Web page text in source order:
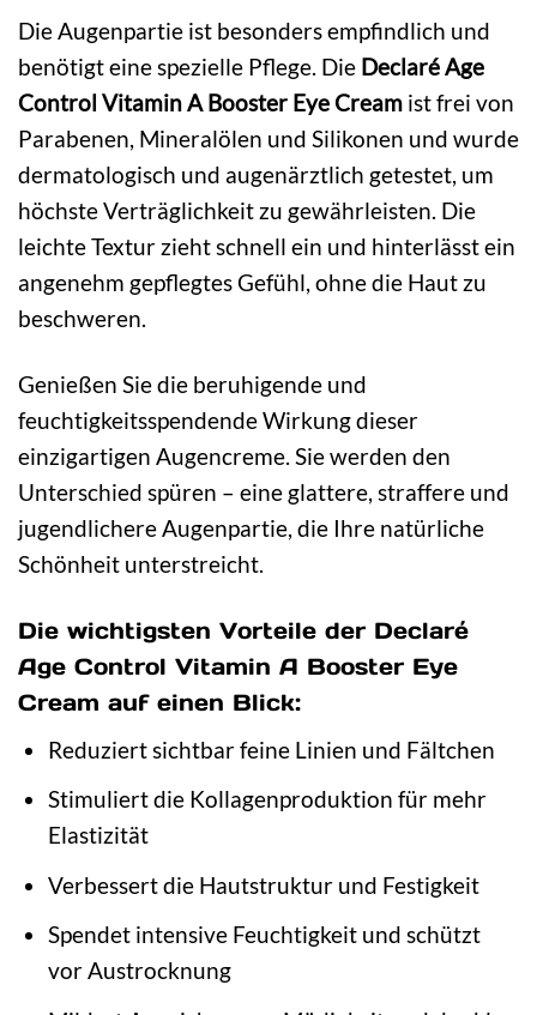
Die Augenpartie ist besonders empfindlich und
benötigt eine spezielle Pflege. Die Declaré Age
Control Vitamin A Booster Eye Cream ist frei von
Parabenen, Mineralölen und Silikonen und wurde
dermatologisch und augenärztlich getestet, um
höchste Verträglichkeit zu gewährleisten. Die
leichte Textur zieht schnell ein und hinterlässt ein
angenehm gepflegtes Gefühl, ohne die Haut zu
beschweren.
Genießen Sie die beruhigende und
feuchtigkeitsspendende Wirkung dieser
einzigartigen Augencreme. Sie werden den
Unterschied spüren – eine glattere, straffere und
jugendlichere Augenpartie, die Ihre natürliche
Schönheit unterstreicht.
Die wichtigsten Vorteile der Declaré
Age Control Vitamin A Booster Eye
Cream auf einen Blick:
Reduziert sichtbar feine Linien und Fältchen
Stimuliert die Kollagenproduktion für mehr
Elastizität
Verbessert die Hautstruktur und Festigkeit
Spendet intensive Feuchtigkeit und schützt
vor Austrocknung